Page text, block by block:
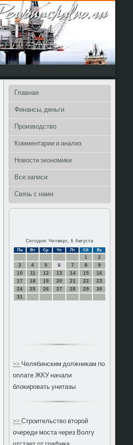
Главная
Финансы, деньги
Производство
Комментарии и анализ
Новости экономики
Все записи
Связь с нами
Сегодня: Четверг, 6 Августа
Пн Вт Ср Чт Пт Сб Вс
1
2
3
4 5 6 7 8
9
10
11 12 13 14 15
16
17
18 19 20 21 22
23
24
25 26 27 28 29
30
31
>>Челябинским должникам по
оплате ЖКУ начали
блокировать унитазы
>>Строительство второй
очереди моста через Волгу